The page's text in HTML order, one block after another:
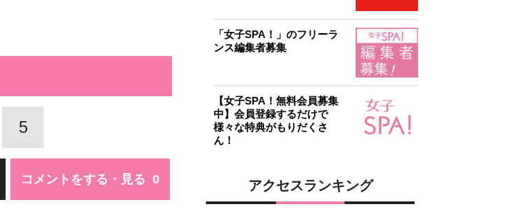
5
コメントをする・見る
「女子SPA！」のフリーラ
ンス編集者募集
【女子SPA！無料会員募集
中】会員登録するだけで
様々な特典がもりだくさ
ん！
アクセスランキング